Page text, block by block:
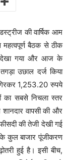
की वार्षिक आम
बैठक से ठीक
देखा गया और आज के
उछाल दर्ज किया
1,253.20 रुपये
सबसे निचला स्तर
वापसी की और
की तेजी देखी गई
कुल बाजार पूंजीकरण
हुई है। इसी बीच,